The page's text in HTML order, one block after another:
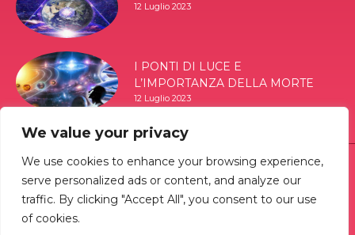
We value your privacy
We use cookies to enhance your browsing experience,
serve personalized ads or content, and analyze our
traffic. By clicking "Accept All", you consent to our use
of cookies.
12 Luglio 2023
I PONTI DI LUCE E
L’IMPORTANZA DELLA MORTE
12 Luglio 2023
© 2026 Associazione culturale "I tre triangoli"
Via Nazionale 52 Olivarella - 98040 San Filippo del Mela
(ME) - P.IVA & CF: 90029880839
Tutti i testi e le immagini pubblicate in questo sito